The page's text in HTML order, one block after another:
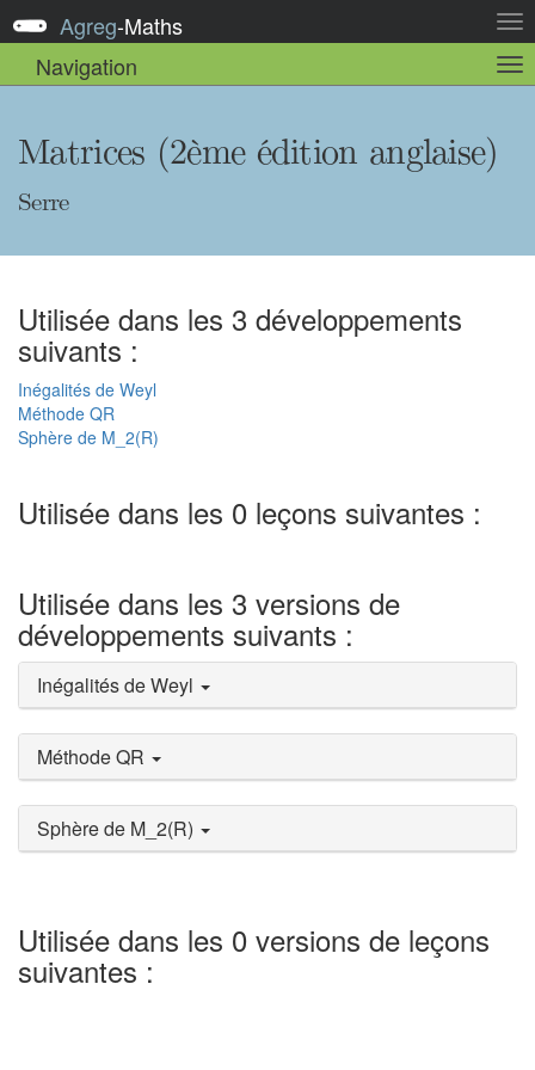
la
Agreg-Maths
Navigation
la
Matrices (2ème édition anglaise)
Serre
Utilisée dans les 3 développements
suivants :
Inégalités de Weyl
Méthode QR
Sphère de M_2(R)
Utilisée dans les 0 leçons suivantes :
Utilisée dans les 3 versions de
développements suivants :
Inégalités de Weyl
Méthode QR
Sphère de M_2(R)
Utilisée dans les 0 versions de leçons
suivantes :